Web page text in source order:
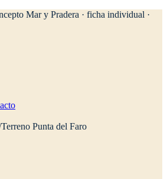
Mar y Pradera · ficha individual ·
Terreno Punta del Faro